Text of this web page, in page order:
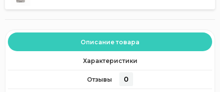
Описание товара
Характеристики
Отзывы 0